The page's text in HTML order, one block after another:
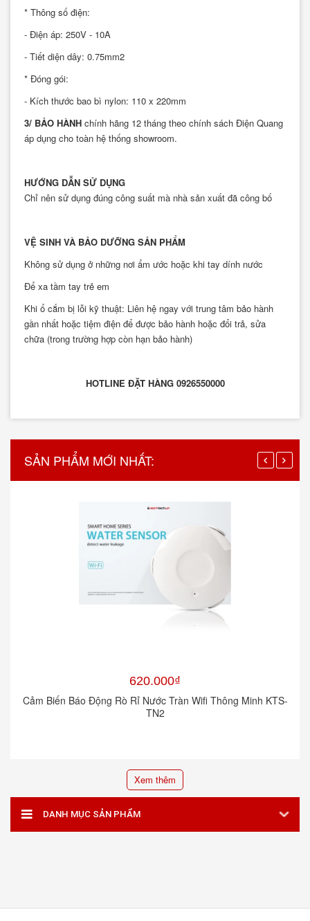
* Thông số điện:
- Điện áp: 250V - 10A
- Tiết diện dây: 0.75mm2
* Đóng gói:
- Kích thước bao bì nylon: 110 x 220mm
3/ BẢO HÀNH chính hãng 12 tháng theo chính sách Điện Quang
áp dụng cho toàn hệ thống showroom.
HƯỚNG DẪN SỬ DỤNG
Chỉ nên sử dụng đúng công suất mà nhà sản xuất đã công bố
VỆ SINH VÀ BẢO DƯỠNG SẢN PHẨM
Không sử dụng ở những nơi ẩm ước hoặc khi tay dính nước
Để xa tầm tay trẻ em
Khi ổ cắm bị lỗi kỹ thuật: Liên hệ ngay với trung tâm bảo hành
gần nhất hoặc tiệm điện để được bảo hành hoặc đổi trả, sửa
chữa (trong trường hợp còn hạn bảo hành)
HOTLINE ĐẶT HÀNG 0926550000
SẢN PHẨM MỚI NHẤT:
620.000₫
Cảm Biến Báo Động Rò Rỉ Nước Tràn Wifi Thông Minh KTS-
TN2
Xem thêm
DANH MỤC SẢN PHẨM